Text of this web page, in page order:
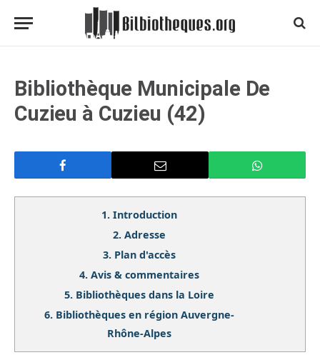
Bibliothèque Municipale De
Cuzieu à Cuzieu (42)
1. Introduction
2. Adresse
3. Plan d'accès
4. Avis & commentaires
5. Bibliothèques dans la Loire
6. Bibliothèques en région Auvergne-
Rhône-Alpes